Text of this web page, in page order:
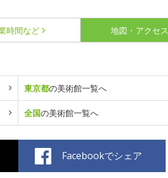
時間など 地図・アクセス
東京都の美術館一覧へ
全国の美術館一覧へ
Facebookでシェア